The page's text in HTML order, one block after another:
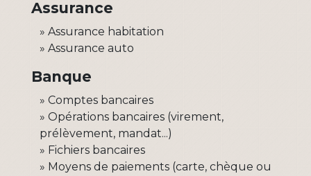
Assurance
Assurance habitation
Assurance auto
Banque
Comptes bancaires
Opérations bancaires (virement,
prélèvement, mandat...)
Fichiers bancaires
Moyens de paiements (carte, chèque ou